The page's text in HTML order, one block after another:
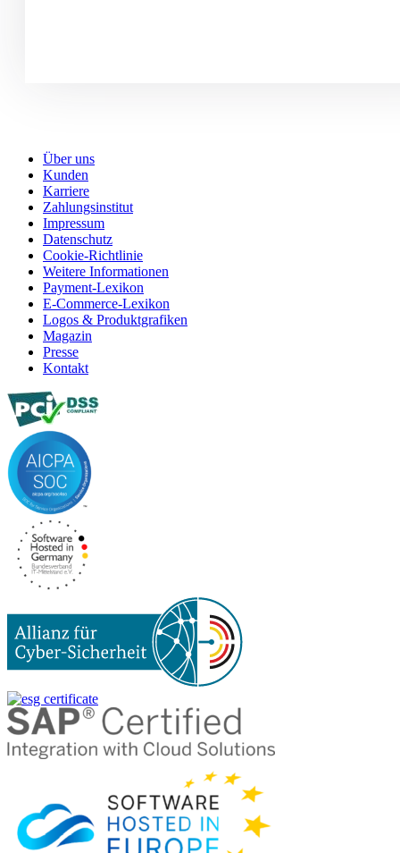
Über uns
Kunden
Karriere
Zahlungsinstitut
Impressum
Datenschutz
Cookie-Richtlinie
Weitere Informationen
Payment-Lexikon
E-Commerce-Lexikon
Logos & Produktgrafiken
Magazin
Presse
Kontakt